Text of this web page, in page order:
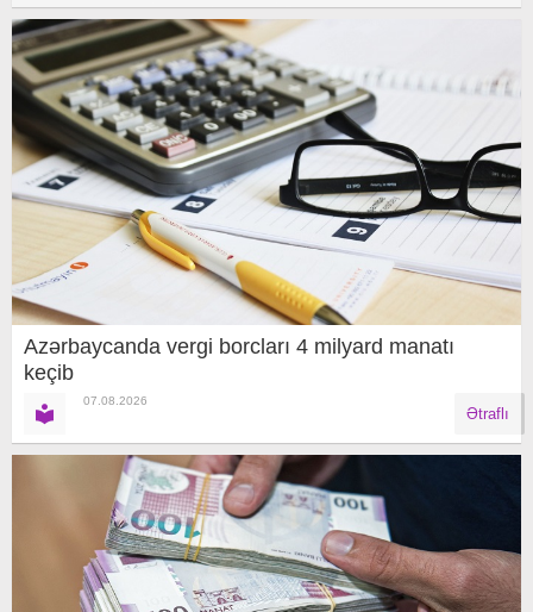
Azərbaycanda vergi borcları 4 milyard manatı
keçib
07.08.2026
Ətraflı